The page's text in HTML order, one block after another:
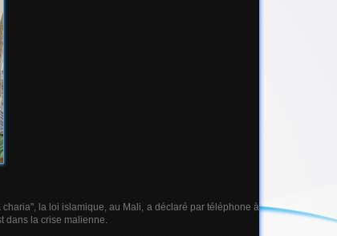
la loi islamique, au Mali, a déclaré par téléphone à
dans la crise malienne.